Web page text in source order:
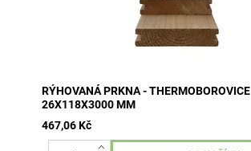
RÝHOVANÁ PRKNA - THERMOBOROVICE
26X118X3000 MM
467,06 Kč